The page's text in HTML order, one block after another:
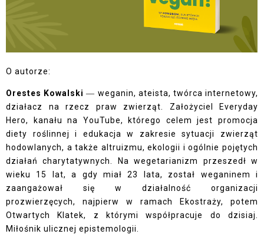
O autorze:
Orestes Kowalski ― weganin, ateista, twórca internetowy,
działacz na rzecz praw zwierząt. Założyciel Everyday
Hero, kanału na YouTube, którego celem jest promocja
diety roślinnej i edukacja w zakresie sytuacji zwierząt
hodowlanych, a także altruizmu, ekologii i ogólnie pojętych
działań charytatywnych. Na wegetarianizm przeszedł w
wieku 15 lat, a gdy miał 23 lata, został weganinem i
zaangażował się w działalność organizacji
prozwierzęcych, najpierw w ramach Ekostraży, potem
Otwartych Klatek, z którymi współpracuje do dzisiaj.
Miłośnik ulicznej epistemologii.